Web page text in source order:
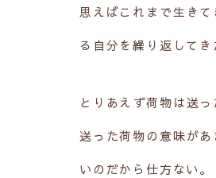
思えばこれまで生き
る自分を繰り返してき
とりあえず荷物は送
送った荷物の意味が
いのだから仕方ない。